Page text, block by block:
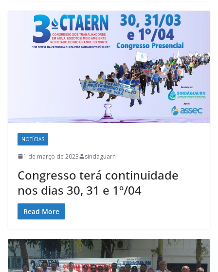
NOTÍCIAS
1 de março de 2023 sindaguarn
Congresso terá continuidade
nos dias 30, 31 e 1º/04
Read More